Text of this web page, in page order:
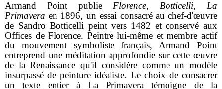
Armand Point publie Florence, Botticelli, La
Primavera en 1896, un essai consacré au chef-d'œuvre
de Sandro Botticelli peint vers 1482 et conservé aux
Offices de Florence. Peintre lui-même et membre actif
du mouvement symboliste français, Armand Point
entreprend une méditation approfondie sur cette œuvre
de la Renaissance qu'il considère comme un modèle
insurpassé de peinture idéaliste. Le choix de consacrer
un texte entier à La Primavera témoigne de la